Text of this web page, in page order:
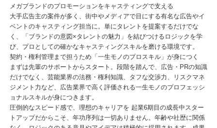
メガブランドのプロモーションをキャスティングで支える
大手広告主の案件が多く、街中やメディアで目にする有名な広告やイ
ベントのキャスティング担当に。単にタレントを提案するだけでな
く、「ブランドの意図×タレントの魅力」を結びつけるロジックを学
び、プロとしての確かなキャスティングスキルを磨ける環境です。
契約・権利管理まで担うため「一生モノのプロスキル」が身につく
まずは先輩のサポートからスタート。段階を踏んで、広告・PRの知識
だけでなく、芸能業界の法務・権利知識、タフな交渉力、リスクマネ
ジメント力など、広告業界で高く評価される一生モノのプロフェッシ
ョナルスキルが身につきます。
圧倒的なスピード感で、理想のキャリアを 起業6期目の成長中スター
トアップだからこそ、年功序列は一切ありません。年齢や社歴に関係